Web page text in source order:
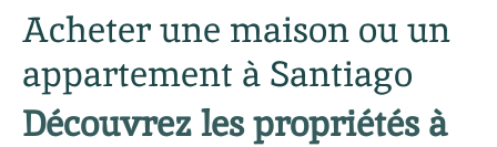
Acheter une maison ou un
appartement à Santiago
Découvrez les propriétés à